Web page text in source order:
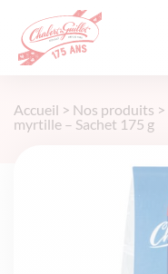
Accueil > Nos produits >
myrtille – Sachet 175 g